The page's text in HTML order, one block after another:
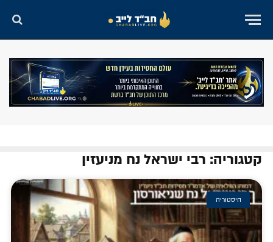
קטגוריה: רבי ישראל נח מניעזין
היסטוריה